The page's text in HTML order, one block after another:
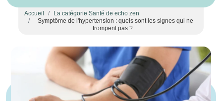
Accueil
La catégorie Santé de echo zen
Symptôme de l'hypertension : quels sont les signes qui ne
trompent pas ?